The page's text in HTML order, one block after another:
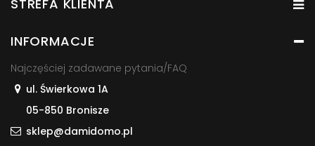
STREFA KLIENTA
INFORMACJE
Najczęściej zadawane pytania/FAQ
ul. Świerkowa 1A
05-850 Bronisze
sklep@damidomo.pl